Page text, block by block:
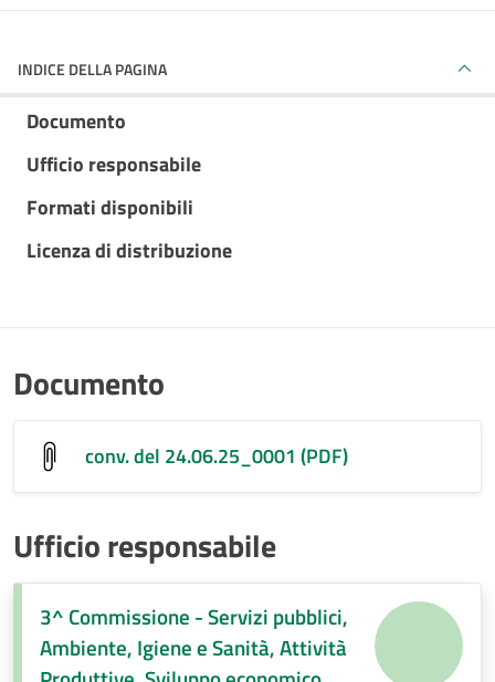
INDICE DELLA PAGINA
Documento
Ufficio responsabile
Formati disponibili
Licenza di distribuzione
Documento
conv. del 24.06.25_0001 (PDF)
Ufficio responsabile
3^ Commissione - Servizi pubblici,
Ambiente, Igiene e Sanità, Attività